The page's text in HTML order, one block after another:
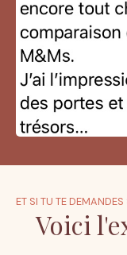
ET SI TU TE
Voici